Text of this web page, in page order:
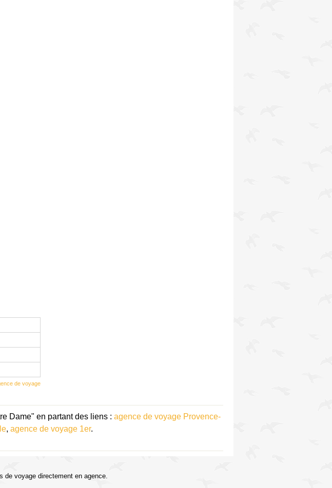
de voyage
Dame" en partant des liens : agence de voyage Provence-
, agence de voyage 1er.
de voyage directement en agence.